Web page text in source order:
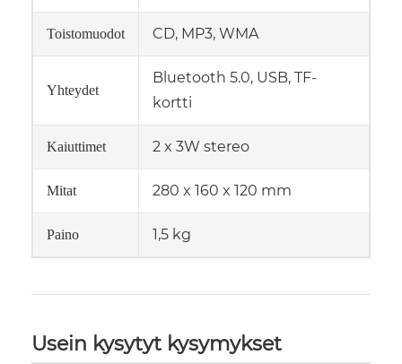
Toistomuodot CD, MP3, WMA
Yhteydet
Bluetooth 5.0, USB, TF-
kortti
Kaiuttimet 2 x 3W stereo
Mitat 280 x 160 x 120 mm
Paino 1,5 kg
Usein kysytyt kysymykset